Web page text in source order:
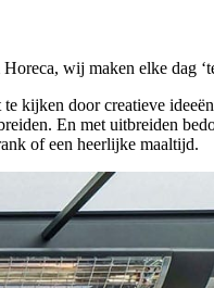
wij maken elke dag
door creatieve
En met uitbreiden
of een heerlijke maaltijd.